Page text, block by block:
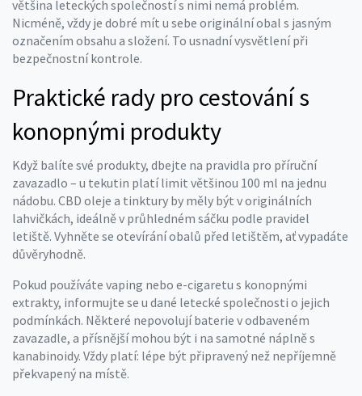
většina leteckých společností s nimi nemá problém.
Nicméně, vždy je dobré mít u sebe originální obal s jasným
označením obsahu a složení. To usnadní vysvětlení při
bezpečnostní kontrole.
Praktické rady pro cestování s
konopnými produkty
Když balíte své produkty, dbejte na pravidla pro příruční
zavazadlo – u tekutin platí limit většinou 100 ml na jednu
nádobu. CBD oleje a tinktury by měly být v originálních
lahvičkách, ideálně v průhledném sáčku podle pravidel
letiště. Vyhněte se otevírání obalů před letištěm, ať vypadáte
důvěryhodně.
Pokud používáte vaping nebo e-cigaretu s konopnými
extrakty, informujte se u dané letecké společnosti o jejich
podmínkách. Některé nepovolují baterie v odbaveném
zavazadle, a přísnější mohou být i na samotné náplně s
kanabinoidy. Vždy platí: lépe být připravený než nepříjemně
překvapený na místě.